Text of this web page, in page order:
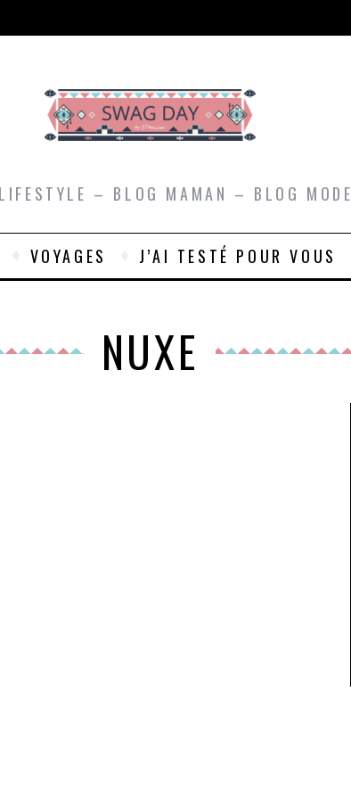
– BLOG MAMAN – BLOG MODE
VOYAGES J’AI TESTÉ POUR VOUS
NUXE